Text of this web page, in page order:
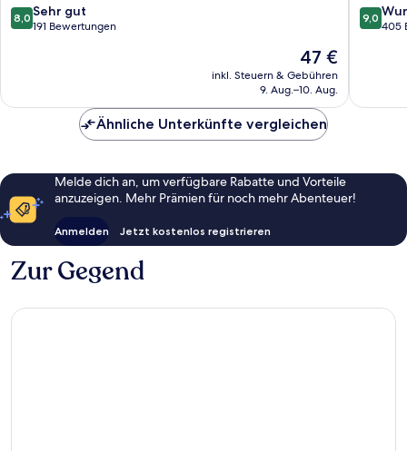
8.0
von
Bewertungen
8,0 Sehr gut
191 Bewertungen
Der
Preis
beträgt
47 €
inkl. Steuern & Gebühren
9. Aug.–10. Aug.
9.0
von
9,0
405
Ähnliche Unterkünfte vergleichen
Melde dich an, um verfügbare Rabatte und Vorteile
anzuzeigen. Mehr Prämien für noch mehr Abenteuer!
Anmelden Jetzt kostenlos registrieren
Zur Gegend